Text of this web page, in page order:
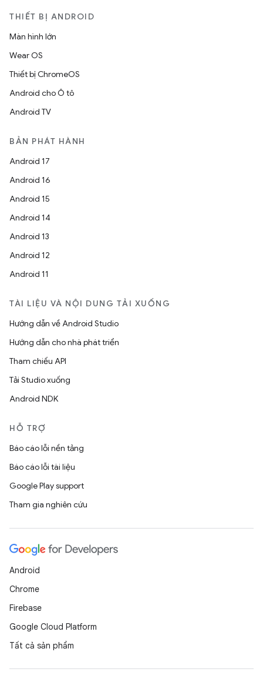
THIẾT BỊ ANDROID
Màn hình lớn
Wear OS
Thiết bị ChromeOS
Android cho Ô tô
Android TV
BẢN PHÁT HÀNH
Android 17
Android 16
Android 15
Android 14
Android 13
Android 12
Android 11
TÀI LIỆU VÀ NỘI DUNG TẢI XUỐNG
Hướng dẫn về Android Studio
Hướng dẫn cho nhà phát triển
Tham chiếu API
Tải Studio xuống
Android NDK
HỖ TRỢ
Báo cáo lỗi nền tảng
Báo cáo lỗi tài liệu
Google Play support
Tham gia nghiên cứu
Android
Chrome
Firebase
Google Cloud Platform
Tất cả sản phẩm